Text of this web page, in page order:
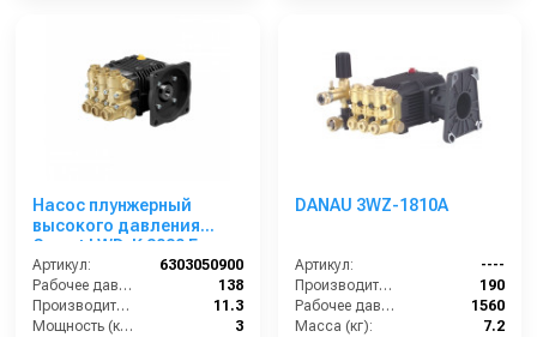
Насос плунжерный
высокого давления
Comet LWD-K 3020 E
(11,3/138) 3400 об/мин. ø
5/8” п.в.
Артикул:
6303050900
Рабочее давление (бар):
138
Производительность (л/мин):
11.3
Мощность (кВт):
3
DANAU 3WZ-1810A
Артикул:
----
Производительность (л/ч):
190
Рабочее давление (бар):
1560
Масса (кг):
7.2